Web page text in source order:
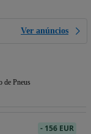
Ver anúncios
de Pneus
- 156 EUR